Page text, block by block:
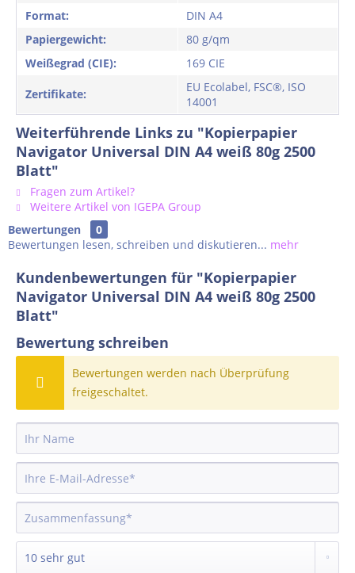
Format:
DIN A4
Papiergewicht:
80 g/qm
Weißegrad (CIE):
169 CIE
Zertifikate:
EU Ecolabel, FSC®, ISO
14001
Weiterführende Links zu "Kopierpapier
Navigator Universal DIN A4 weiß 80g 2500
Blatt"
Fragen zum Artikel?
Weitere Artikel von IGEPA Group
Bewertungen
0
Bewertungen lesen, schreiben und diskutieren... mehr
Kundenbewertungen für "Kopierpapier
Navigator Universal DIN A4 weiß 80g 2500
Blatt"
Bewertung schreiben
Bewertungen werden nach Überprüfung
freigeschaltet.